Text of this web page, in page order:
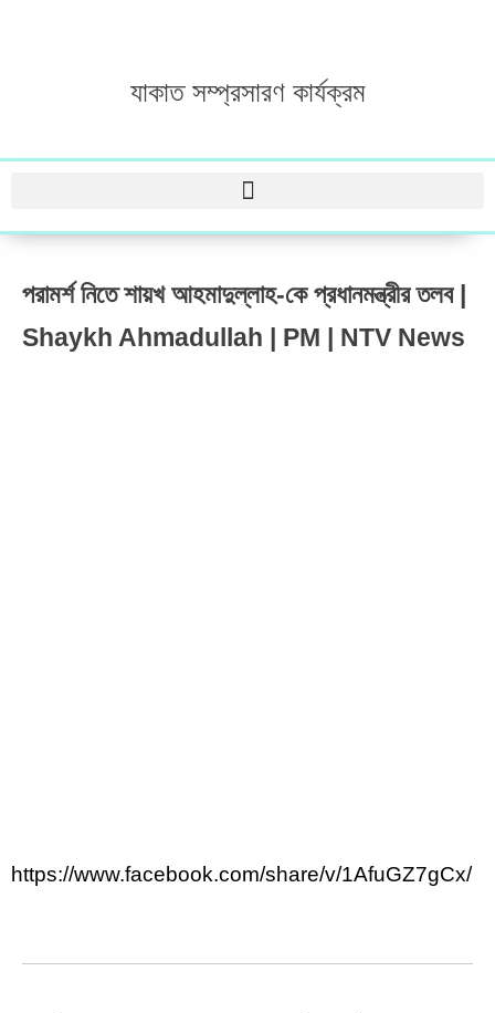
যাকাত সম্প্রসারণ কার্যক্রম
পরামর্শ নিতে শায়খ আহমাদুল্লাহ-কে প্রধানমন্ত্রীর তলব |
Shaykh Ahmadullah | PM | NTV News
https://www.facebook.com/share/v/1AfuGZ7gCx/